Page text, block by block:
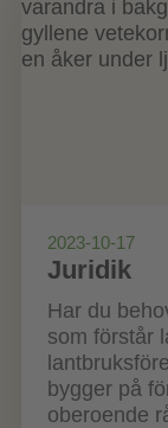
2023-10-17
Juridik
Har du
som förstår
bygger på
oberoende